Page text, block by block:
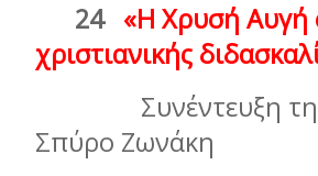
24 «Η Χρυσή Αυγή
χριστιανικής
Συνέντευξη της
Σπύρο Ζωνάκη